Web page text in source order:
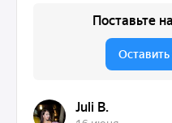
инструменты
Ортодонтические
Терапевтические